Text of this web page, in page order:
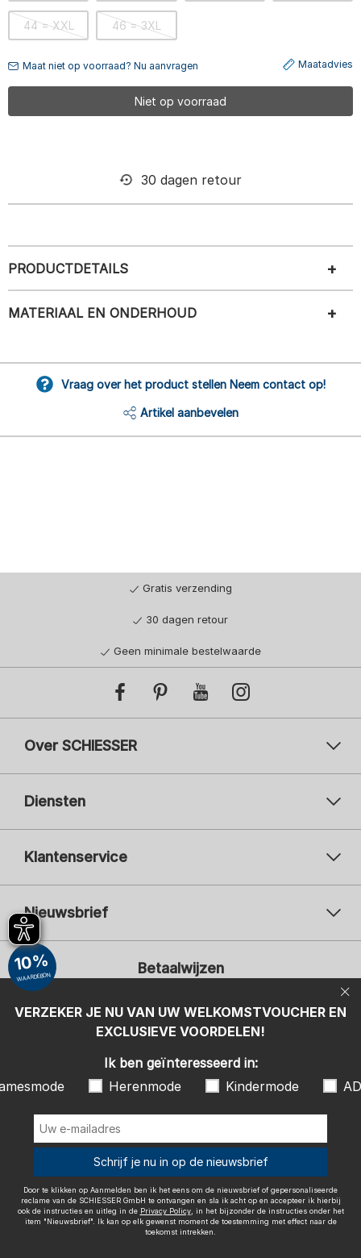
44 = XXL 46 = 3XL
Maat niet op voorraad? Nu aanvragen Maatadvies
Niet op voorraad
30 dagen retour
PRODUCTDETAILS
MATERIAAL EN ONDERHOUD
Vraag over het product stellen Neem contact op!
Artikel aanbevelen
Gratis verzending
30 dagen retour
Geen minimale bestelwaarde
Over SCHIESSER
Diensten
Klantenservice
Nieuwsbrief
Uw e-mailadres
Ik ben geïnteresseerd in:
Damesmode
Herenmode
Kindermode
Door te klikken op Aanmelden ben ik het eens om de nieuwsbrief of
gepersonaliseerde reclame van de SCHIESSER GmbH te ontvangen en
"Nieuwsbrief". Ik kan op elk gewenst moment de toestemming met
effect naar de toekomst intrekken.
Betaalwijzen
Wij bezorgen met
Colofon Algemene voorwaarden
Herroepingsrecht
VERZEKER JE NU VAN UW WELKOMSTVOUCHER EN
EXCLUSIEVE VOORDELEN!
10%
WAARDEBON
Ik ben geïnteresseerd in:
Herenmode Kindermode
Schrijf je nu in op de nieuwsbrief
Door te klikken op Aanmelden ben ik het eens om de nieuwsbrief of gepersonaliseerde
reclame van de SCHIESSER GmbH te ontvangen en sla ik acht op en accepteer ik hierbij
ook de instructies en uitleg in de Privacy Policy, in het bijzonder de instructies onder het
item "Nieuwsbrief". Ik kan op elk gewenst moment de toestemming met effect naar de
toekomst intrekken.